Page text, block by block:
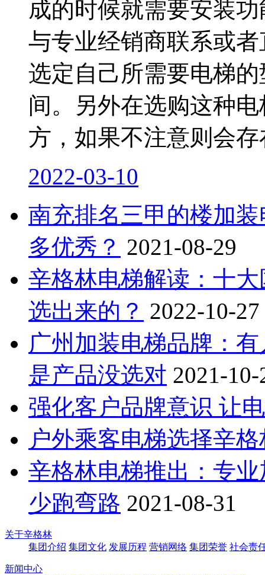
成的时候就需要安装
与专业经销商联系或
选定自己所需要电梯
间。另外在选购这种
方，如果不注意则会
2022-03-10
南充排名三甲的楼加
多优秀？ 2021-08-29
辛格林电梯解读：十
选出来的？ 2022-10-27
广州加装电梯品牌：
是产品没选对 2021-10-
强化客户品牌意识 让
户外乘客电梯选择辛
辛格林电梯推出：专
少跑弯路 2021-08-31
关于辛格林
集团介绍 集团文化 发展历程 营销网络 集团荣誉 社会责
新闻中心